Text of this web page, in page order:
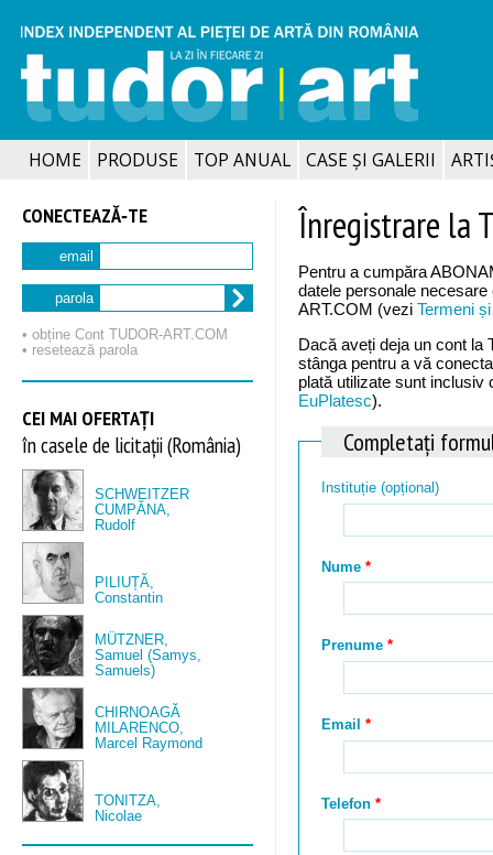
HOME PRODUSE TOP ANUAL CASE ȘI GALERII
CONECTEAZĂ‑TE
email
parola
• obține Cont TUDOR‑ART.COM
• resetează parola
CEI MAI OFERTAȚI
în casele de licitații (România)
SCHWEITZER
CUMPĂNA,
Rudolf
PILIUȚĂ,
Constantin
MÜTZNER,
Samuel (Samys,
Samuels)
CHIRNOAGĂ
MILARENCO,
Marcel Raymond
TONITZA,
Nicolae
Înregistrare la
Pentru a cumpăra
datele personale
ART.COM (vezi Termeni
Dacă aveți deja un cont la
stânga pentru a vă
plată utilizate sunt
EuPlatesc).
Completați
Instituție (opțional)
Nume
Prenume
Email
Telefon